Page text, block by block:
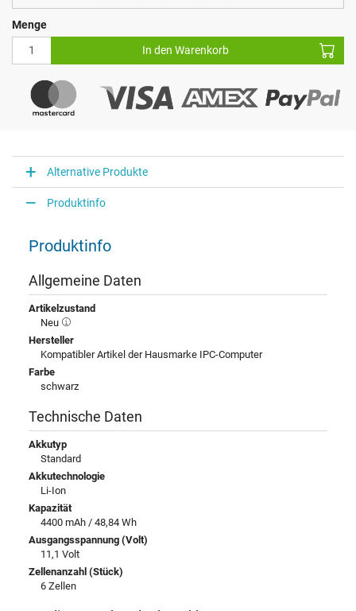
Menge
In den Warenkorb
Alternative Produkte
Produktinfo
Produktinfo
Allgemeine Daten
Artikelzustand
Neu
Hersteller
Kompatibler Artikel der Hausmarke IPC-Computer
Farbe
schwarz
Technische Daten
Akkutyp
Standard
Akkutechnologie
Li-Ion
Kapazität
4400 mAh / 48,84 Wh
Ausgangsspannung (Volt)
11,1 Volt
Zellenanzahl (Stück)
6 Zellen